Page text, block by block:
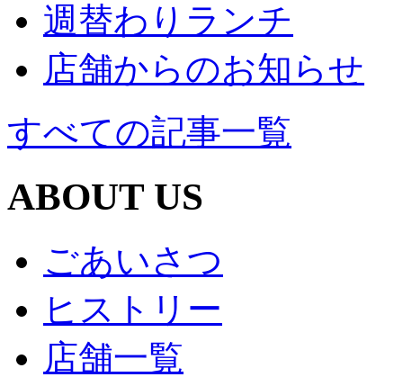
週替わりランチ
店舗からのお知らせ
すべての記事一覧
ABOUT US
ごあいさつ
ヒストリー
店舗一覧